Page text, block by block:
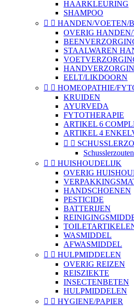
HAARKLEURING
SHAMPOO
  HANDEN/VOETEN/
OVERIG
STAALWAREN
EELT/LIKDOORN
  HOMEOPATHIE/
KRUIDEN
AYURVEDA
FYTOTHERAPIE
ARTIKEL 6
ARTIKEL 4
 
Schusslerzouten
  HUISHOUDELIJK
OVERIG
HANDSCHOENEN
PESTICIDE
BATTERIJEN
WASMIDDEL
AFWASMIDDEL
  HULPMIDDELEN
OVERIG REIZEN
REISZIEKTE
INSECTENBETEN
HULPMIDDELEN
  HYGIENE/PAPIER